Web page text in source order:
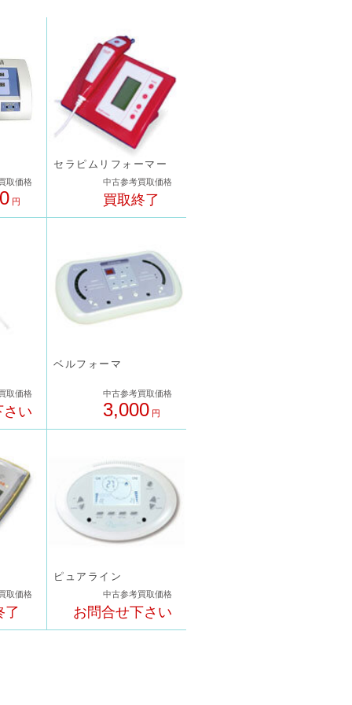
取価格
円
セラピムリフォーマー
中古参考買取価格
買取終了
取価格
さい
ベルフォーマ
中古参考買取価格
3,000 円
取価格
了
ピュアライン
中古参考買取価格
お問合せ下さい